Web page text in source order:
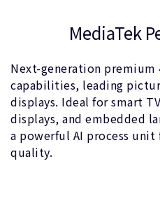
MediaTek
Next-generation premium
capabilities, leading
displays. Ideal for smart
displays, and embedded
a powerful AI process
quality.